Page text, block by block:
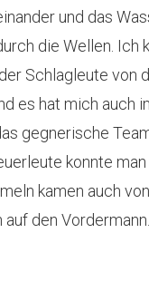
und das
die Wellen. Ich
Schlagleute von
es hat mich auch
gegnerische
konnte
kamen auch von
den Vordermann.